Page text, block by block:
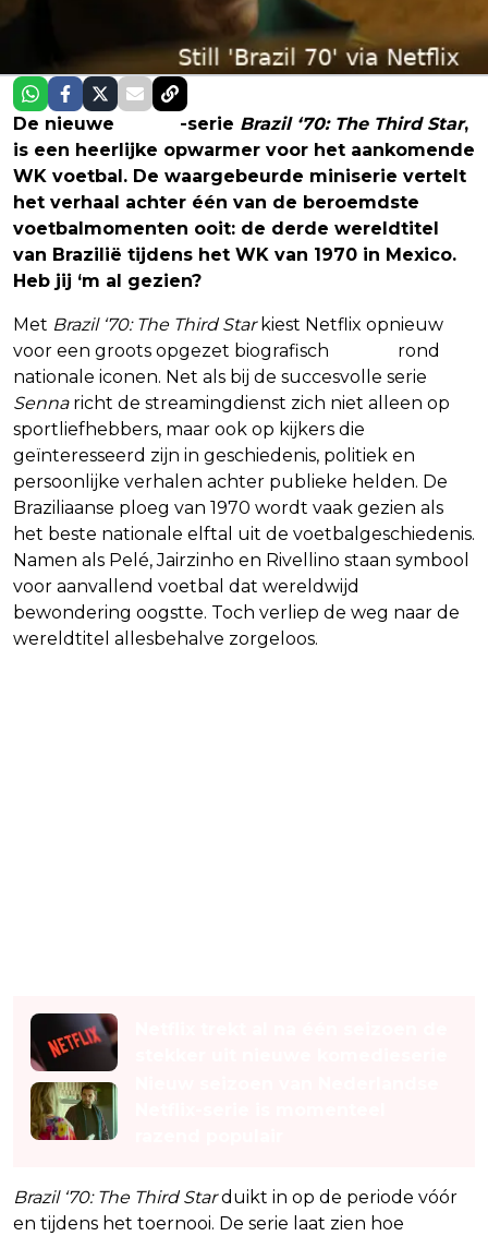
De nieuwe -serie Brazil ‘70: The Third Star,
is een heerlijke opwarmer voor het aankomende
WK voetbal. De waargebeurde miniserie vertelt
het verhaal achter één van de beroemdste
voetbalmomenten ooit: de derde wereldtitel
van Brazilië tijdens het WK van 1970 in Mexico.
Heb jij ‘m al gezien?
Met Brazil ‘70: The Third Star kiest Netflix opnieuw
voor een groots opgezet biografisch
rond
nationale iconen. Net als bij de succesvolle serie
Sennaricht de streamingdienst zich niet alleen op
sportliefhebbers, maar ook op kijkers die
geïnteresseerd zijn in geschiedenis, politiek en
persoonlijke verhalen achter publieke helden. De
Braziliaanse ploeg van 1970 wordt vaak gezien als
het beste nationale elftal uit de voetbalgeschiedenis.
Namen als Pelé, Jairzinho en Rivellino staan symbool
voor aanvallend voetbal dat wereldwijd
bewondering oogstte. Toch verliep de weg naar de
wereldtitel allesbehalve zorgeloos.
Brazil ‘70: The Third Starduikt in op de periode vóór
en tijdens het toernooi. De serie laat zien hoe